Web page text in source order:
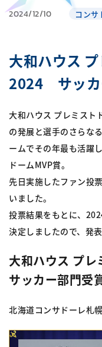
2024/12/10 コンサ
大和ハウス
2024 サッカ
大和ハウス プレミスト
の発展と選手のさらな
ームでその年最も活躍
ドームMVP賞。
先日実施したファン投
いました。
投票結果をもとに、
決定しましたので、発
大和ハウス プ
サッカー部門受
北海道コンサドーレ札